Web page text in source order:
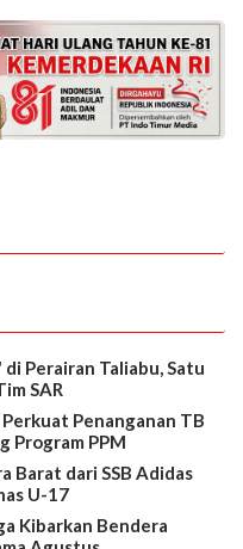
Perairan Taliabu, Satu
SAR
Penanganan TB
Program PPM
Barat dari SSB Adidas
U-17
Kibarkan Bendera